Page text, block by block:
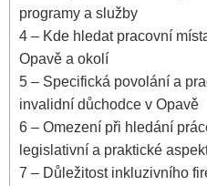
programy a služby
4 – Kde hledat pracovní
Opavě a okolí
5 – Specifická povolání a
invalidní důchodce v Opavě
6 – Omezení při hledání
legislativní a praktické
7 – Důležitost inkluzivního